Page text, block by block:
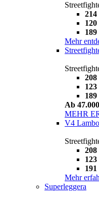
214
Mehr
208
Ab
MEHR
V4
208
Mehr
Superleggera